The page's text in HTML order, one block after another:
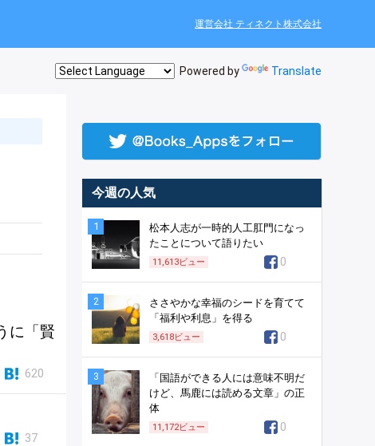
運営会社 ティネクト株式会社
Powered by Translate
に「賢
620
37
今週の人気
1
松本人志が一時的人工肛門になっ
たことについて語りたい
11,613ビュー 0
2
ささやかな幸福のシードを育てて
「福利や利息」を得る
3,618ビュー 0
3
「国語ができる人には意味不明だ
けど、馬鹿には読める文章」の正
体
11,172ビュー 0